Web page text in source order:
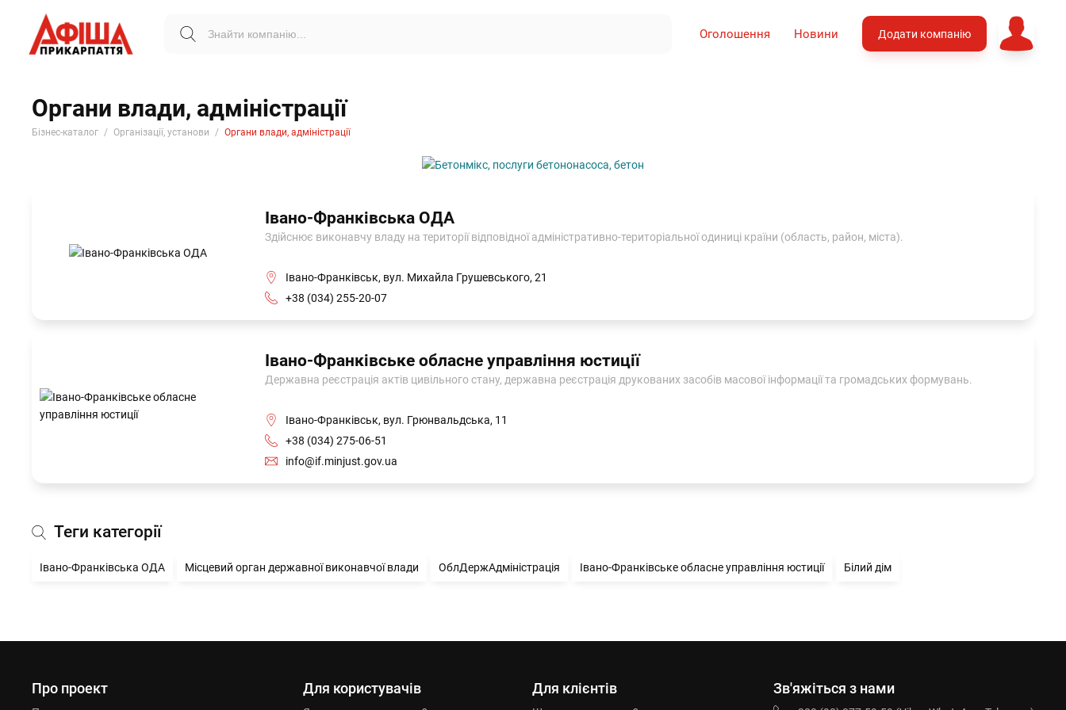
Оголошення Новини Додати компанію
Органи влади, адміністрації
Бізнес-каталог Організації, установи Органи влади, адміністрації
Івано-Франківська ОДА
Здійснює виконавчу владу на території відповідної адміністративно-територіальної одиниці країни (область, район, міста).
Івано-Франківськ, вул. Михайла Грушевського, 21
+38 (034) 255-20-07
Івано-Франківське обласне управління юстиції
Державна реєстрація актів цивільного стану, державна реєстрація друкованих засобів масової інформації та громадських формувань.
Івано-Франківськ, вул. Грюнвальдська, 11
+38 (034) 275-06-51
info@if.minjust.gov.ua
Теги категорії
Івано-Франківська ОДА Місцевий орган державної виконавчої влади ОблДержАдміністрація Івано-Франківське обласне управління юстиції Білий дім
Про проект Для користувачів Для клієнтів Зв'яжіться з нами